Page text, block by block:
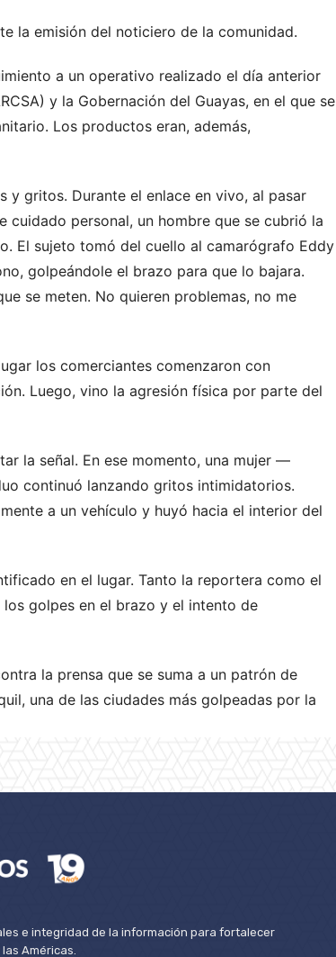
la emisión del noticiero de la comunidad.
a un operativo realizado el día anterior
y la Gobernación del Guayas, en el que se
Los productos eran, además,
y gritos. Durante el enlace en vivo, al pasar
personal, un hombre que se cubrió la
El sujeto tomó del cuello al camarógrafo Eddy
golpeándole el brazo para que lo bajara.
se meten. No quieren problemas, no me
los comerciantes comenzaron con
Luego, vino la agresión física por parte del
la señal. En ese momento, una mujer —
continuó lanzando gritos intimidatorios.
a un vehículo y huyó hacia el interior del
en el lugar. Tanto la reportera como el
golpes en el brazo y el intento de
la prensa que se suma a un patrón de
una de las ciudades más golpeadas por la
e integridad de la información para fortalecer
Américas.